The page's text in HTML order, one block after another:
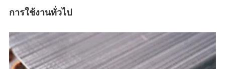
การใช้งานทั่วไป